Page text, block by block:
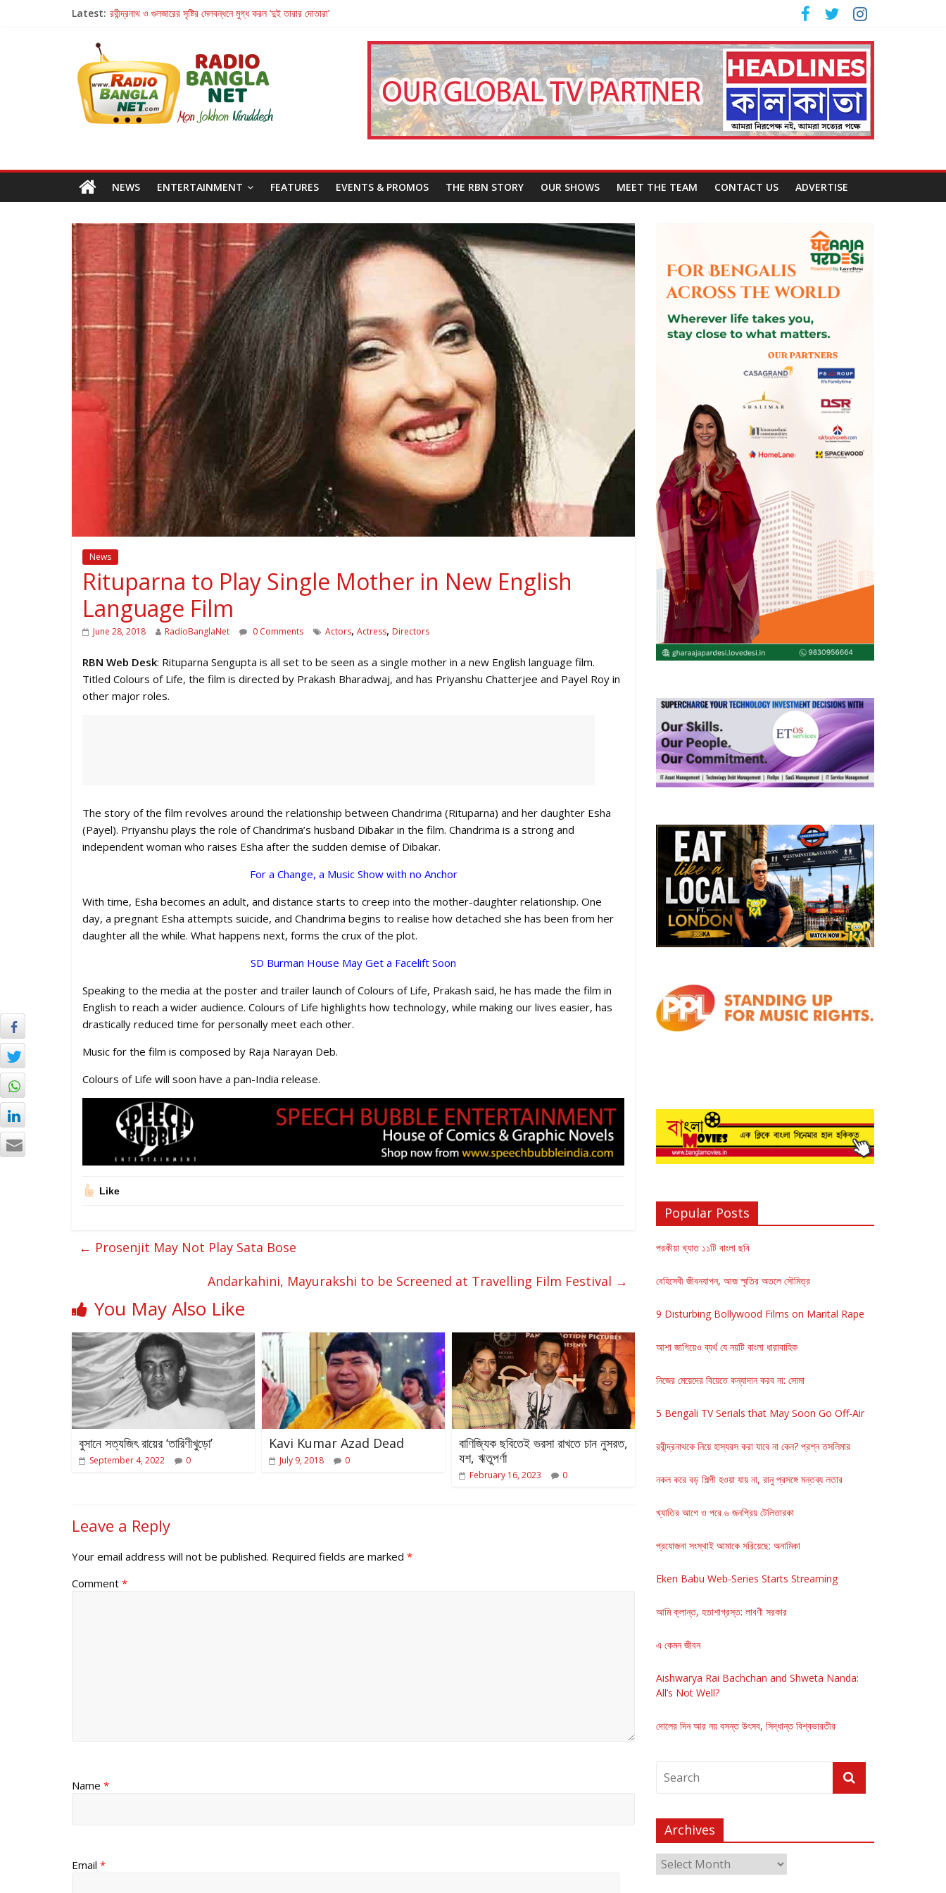
Latest: রবীন্দ্রনাথ ও গুলজারের সৃষ্টির মেলবন্ধনে মুগ্ধ করল ‘দুই তারার দোতারা’
Retribution: A Thought-Provoking Short Film That Challenges Our Understanding of Justice
হাওয়া বদলের টলিউডে ‘তুমি এলে তাই’
NEWS ENTERTAINMENT FEATURES EVENTS & PROMOS THE RBN STORY OUR SHOWS MEET THE TEAM CONTACT US ADVERTISE
News
Rituparna to Play Single Mother in New English
Language Film
June 28, 2018 RadioBanglaNet 0 Comments Actors, Actress, Directors
RBN Web Desk: Rituparna Sengupta is all set to be seen as a single mother in a new English language film.
Titled Colours of Life, the film is directed by Prakash Bharadwaj, and has Priyanshu Chatterjee and Payel Roy in
other major roles.
The story of the film revolves around the relationship between Chandrima (Rituparna) and her daughter Esha
(Payel). Priyanshu plays the role of Chandrima’s husband Dibakar in the film. Chandrima is a strong and
independent woman who raises Esha after the sudden demise of Dibakar.
For a Change, a Music Show with no Anchor
With time, Esha becomes an adult, and distance starts to creep into the mother-daughter relationship. One
day, a pregnant Esha attempts suicide, and Chandrima begins to realise how detached she has been from her
daughter all the while. What happens next, forms the crux of the plot.
SD Burman House May Get a Facelift Soon
Speaking to the media at the poster and trailer launch of Colours of Life, Prakash said, he has made the film in
English to reach a wider audience. Colours of Life highlights how technology, while making our lives easier, has
drastically reduced time for personally meet each other.
Music for the film is composed by Raja Narayan Deb.
Colours of Life will soon have a pan-India release.
Like
← Prosenjit May Not Play Sata Bose
Andarkahini, Mayurakshi to be Screened at Travelling Film Festival →
You May Also Like
বুসানে সত্যজিৎ রায়ের ‘তারিণীখুড়ো’
September 4, 2022 0
Kavi Kumar Azad Dead
July 9, 2018 0
বাণিজ্যিক ছবিতেই ভরসা রাখতে চান নুসরত,
যশ, ঋতুপর্ণা
February 16, 2023 0
Leave a Reply
Your email address will not be published. Required fields are marked *
Comment *
Name *
Email *
Popular Posts
পরকীয়া খ্যাত ১১টি বাংলা ছবি
বেহিসেবী জীবনযাপন, আজ স্মৃতির অতলে সৌমিত্র
9 Disturbing Bollywood Films on Marital Rape
আশা জাগিয়েও ব্যর্থ যে নয়টি বাংলা ধারাবাহিক
নিজের মেয়েদের বিয়েতে কন্যাদান করব না: সোমা
5 Bengali TV Serials that May Soon Go Off-Air
রবীন্দ্রনাথকে নিয়ে হাস্যরস করা যাবে না কেন? প্রশ্ন তসলিমার
নকল করে বড় শিল্পী হওয়া যায় না, রানু প্রসঙ্গে মন্তব্য লতার
খ্যাতির আগে ও পরে ৬ জনপ্রিয় টেলিতারকা
প্রযোজনা সংস্থাই আমাকে সরিয়েছে: অনামিকা
Eken Babu Web-Series Starts Streaming
আমি ক্লান্ত, হতাশাগ্রস্ত: লাবণী সরকার
এ কেমন জীবন
Aishwarya Rai Bachchan and Shweta Nanda:
All’s Not Well?
দোলের দিন আর নয় বসন্ত উৎসব, সিদ্ধান্ত বিশ্বভারতীর
Archives